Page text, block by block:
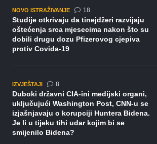
NOVO ISTRAŽIVANJE 18komentara
Studije otkrivaju da tinejdžeri razvijaju
oštećenja srca mjesecima nakon što su
dobili drugu dozu Pfizerovog cjepiva
protiv Covida-19
IZVJEŠTAJI 8komentara
Duboki državni CIA-ini medijski organi,
uključujući Washington Post, CNN-u se
izjašnjavaju o korupciji Huntera Bidena.
Je li u tijeku tihi udar kojim bi se
smijenilo Bidena?